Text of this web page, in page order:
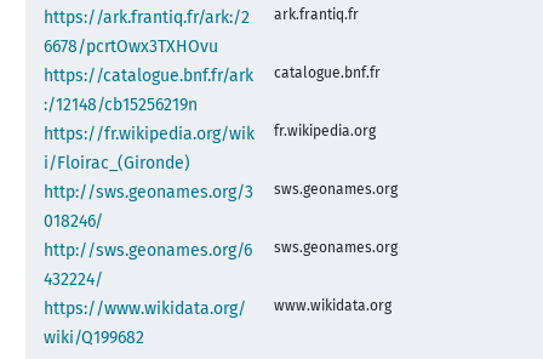
https://ark.frantiq.fr/ark:/2
6678/pcrtOwx3TXHOvu
ark.frantiq.fr
https://catalogue.bnf.fr/ark
:/12148/cb15256219n
catalogue.bnf.fr
https://fr.wikipedia.org/wik
i/Floirac_(Gironde)
fr.wikipedia.org
http://sws.geonames.org/3
018246/
sws.geonames.org
http://sws.geonames.org/6
432224/
sws.geonames.org
https://www.wikidata.org/
wiki/Q199682
www.wikidata.org